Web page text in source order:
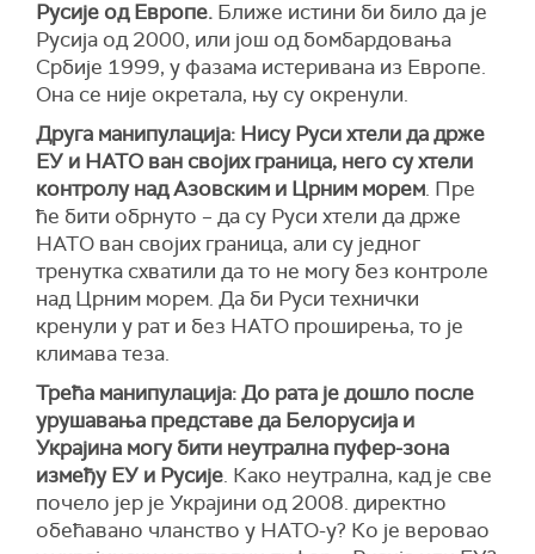
Русије од Европе. Ближе истини би било да је
Русија од 2000, или још од бомбардовања
Србије 1999, у фазама истеривана из Европе.
Она се није окретала, њу су окренули.
Друга манипулација: Нису Руси хтели да држе
ЕУ и НАТО ван својих граница, него су хтели
контролу над Азовским и Црним морем. Пре
ће бити обрнуто – да су Руси хтели да држе
НАТО ван својих граница, али су једног
тренутка схватили да то не могу без контроле
над Црним морем. Да би Руси технички
кренули у рат и без НАТО проширења, то је
климава теза.
Трећа манипулација: До рата је дошло после
урушавања представе да Белорусија и
Украјина могу бити неутрална пуфер-зона
између ЕУ и Русије. Како неутрална, кад је све
почело јер је Украјини од 2008. директно
обећавано чланство у НАТО-у? Ко је веровао